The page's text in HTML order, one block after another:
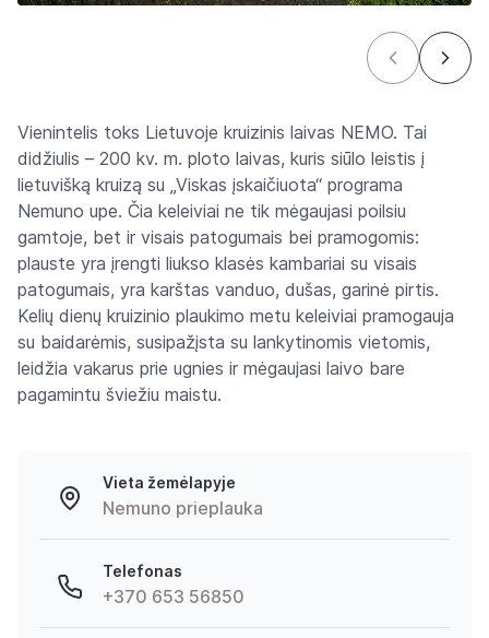
Vienintelis toks Lietuvoje kruizinis laivas NEMO. Tai
didžiulis – 200 kv. m. ploto laivas, kuris siūlo leistis į
lietuvišką kruizą su „Viskas įskaičiuota“ programa
Nemuno upe. Čia keleiviai ne tik mėgaujasi poilsiu
gamtoje, bet ir visais patogumais bei pramogomis:
plauste yra įrengti liukso klasės kambariai su visais
patogumais, yra karštas vanduo, dušas, garinė pirtis.
Kelių dienų kruizinio plaukimo metu keleiviai pramogauja
su baidarėmis, susipažįsta su lankytinomis vietomis,
leidžia vakarus prie ugnies ir mėgaujasi laivo bare
pagamintu šviežiu maistu.
Vieta žemėlapyje
Nemuno prieplauka
Telefonas
+370 653 56850